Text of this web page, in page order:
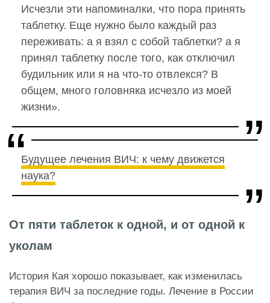
Исчезли эти напоминалки, что пора принять
таблетку. Еще нужно было каждый раз
переживать: а я взял с собой таблетки? а я
принял таблетку после того, как отключил
будильник или я на что-то отвлекся? В
общем, много головняка исчезло из моей
жизни».
Будущее лечения ВИЧ: к чему движется
наука?
От пяти таблеток к одной, и от одной к
уколам
История Кая хорошо показывает, как изменилась
терапия ВИЧ за последние годы. Лечение в России